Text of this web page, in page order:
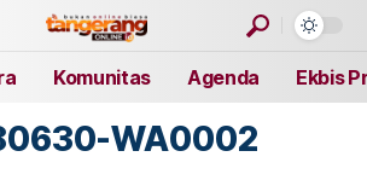
Komunitas Agenda Ekbis
WA0002